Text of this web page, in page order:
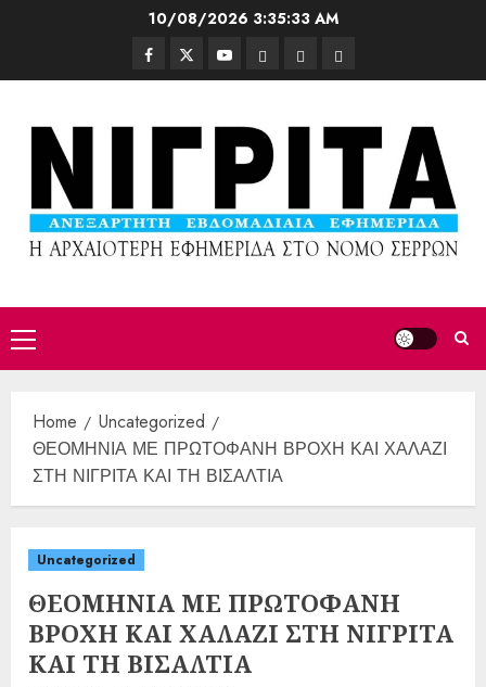
10/08/2026 3:35:36 AM
Home
Uncategorized
ΘΕΟΜΗΝΙΑ ΜΕ ΠΡΩΤΟΦΑΝΗ ΒΡΟΧΗ ΚΑΙ ΧΑΛΑΖΙ
ΣΤΗ ΝΙΓΡΙΤΑ ΚΑΙ ΤΗ ΒΙΣΑΛΤΙΑ
Uncategorized
ΘΕΟΜΗΝΙΑ ΜΕ ΠΡΩΤΟΦΑΝΗ
ΒΡΟΧΗ ΚΑΙ ΧΑΛΑΖΙ ΣΤΗ ΝΙΓΡΙΤΑ
ΚΑΙ ΤΗ ΒΙΣΑΛΤΙΑ